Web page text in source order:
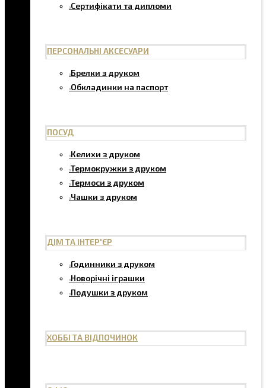
Сертифікати та дипломи
ПЕРСОНАЛЬНІ АКСЕСУАРИ
Брелки з друком
Обкладинки на паспорт
ПОСУД
Келихи з друком
Термокружки з друком
Термоси з друком
Чашки з друком
ДІМ ТА ІНТЕР'ЄР
Годинники з друком
Новорічні іграшки
Подушки з друком
ХОББІ ТА ВІДПОЧИНОК